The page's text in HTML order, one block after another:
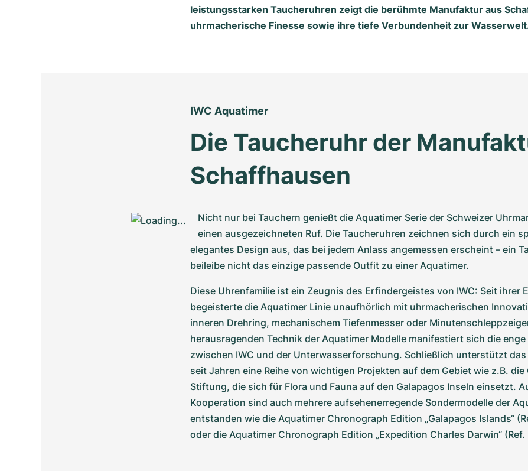
leistungsstarken Taucheruhren zeigt die berühmte Manufaktur aus
uhrmacherische Finesse sowie ihre tiefe Verbundenheit zur
IWC Aquatimer
Die Taucheruhr der
Schaffhausen
Nicht nur bei Tauchern genießt die Aquatimer Serie der Schweizer
einen ausgezeichneten Ruf. Die Taucheruhren zeichnen sich durch ein
elegantes Design aus, das bei jedem Anlass angemessen erscheint – ein
beileibe nicht das einzige passende Outfit zu einer Aquatimer.
Diese Uhrenfamilie ist ein Zeugnis des Erfindergeistes von IWC: Seit ihrer
begeisterte die Aquatimer Linie unaufhörlich mit uhrmacherischen
inneren Drehring, mechanischem Tiefenmesser oder
herausragenden Technik der Aquatimer Modelle manifestiert sich die
zwischen IWC und der Unterwasserforschung. Schließlich unterstützt
seit Jahren eine Reihe von wichtigen Projekten auf dem Gebiet wie z.B.
Stiftung, die sich für Flora und Fauna auf den Galapagos Inseln einsetzt.
Kooperation sind auch mehrere aufsehenerregende Sondermodelle der
entstanden wie die Aquatimer Chronograph Edition „Galapagos Islands“
oder die Aquatimer Chronograph Edition „Expedition Charles Darwin“